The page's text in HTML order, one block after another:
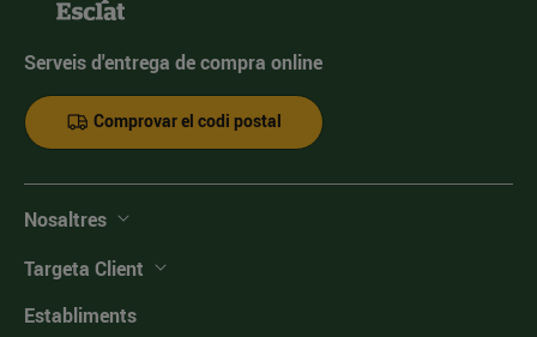
Serveis d'entrega de compra online
Comprovar el codi postal
Nosaltres
Targeta Client
Establiments